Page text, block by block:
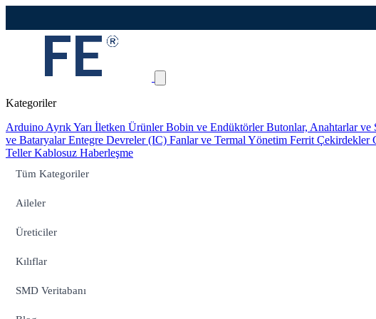
Kategoriler
Arduino Ayrık Yarı İletken ÜrünlerBobin ve EndüktörlerButonlar, Anahtarlar ve
ve BataryalarEntegre Devreler (IC) Fanlar ve Termal Yönetim Ferrit Çekirdekler
TellerKablosuz Haberleşme
Tüm Kategoriler
Aileler
Üreticiler
Kılıflar
SMD Veritabanı